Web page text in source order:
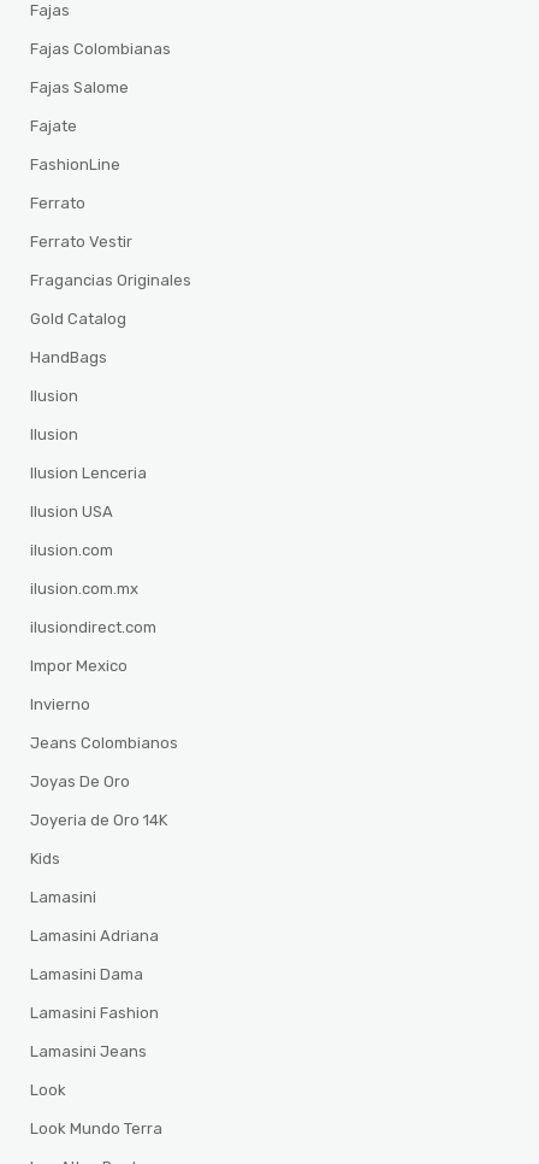
Fajas
Fajas Colombianas
Fajas Salome
Fajate
FashionLine
Ferrato
Ferrato Vestir
Fragancias Originales
Gold Catalog
HandBags
Ilusion
Ilusion
Ilusion Lenceria
Ilusion USA
ilusion.com
ilusion.com.mx
ilusiondirect.com
Impor Mexico
Invierno
Jeans Colombianos
Joyas De Oro
Joyeria de Oro 14K
Kids
Lamasini
Lamasini Adriana
Lamasini Dama
Lamasini Fashion
Lamasini Jeans
Look
Look Mundo Terra